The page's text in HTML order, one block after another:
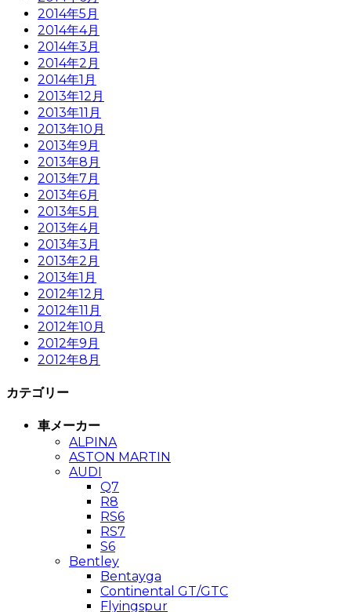
2014年5月
2014年4月
2014年3月
2014年2月
2014年1月
2013年12月
2013年11月
2013年10月
2013年9月
2013年8月
2013年7月
2013年6月
2013年5月
2013年4月
2013年3月
2013年2月
2013年1月
2012年12月
2012年11月
2012年10月
2012年9月
2012年8月
カテゴリー
車メーカー
ALPINA
ASTON MARTIN
AUDI
Q7
R8
RS6
RS7
S6
Bentley
Bentayga
Continental GT/GTC
Flyingspur